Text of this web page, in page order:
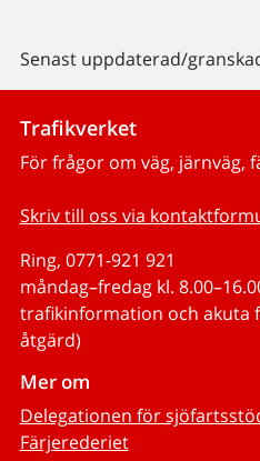
Senast uppdaterad/
Trafikverket
För frågor om väg, järnväg,
Skriv till oss via
Ring, 0771-921 921
måndag–fredag kl.
trafikinformation och akuta
åtgärd)
Mer om
Delegationen för
Färjerederiet